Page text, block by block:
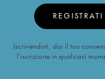
REGISTRATI
Iscrivendoti, dai il tuo
l’iscrizione in qualsiasi